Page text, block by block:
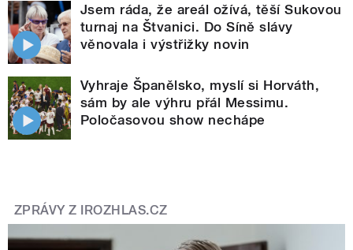
Jsem ráda, že areál ožívá, těší Sukovou
turnaj na Štvanici. Do Síně slávy
věnovala i výstřižky novin
Vyhraje Španělsko, myslí si Horváth,
sám by ale výhru přál Messimu.
Poločasovou show nechápe
ZPRÁVY Z IROZHLAS.CZ